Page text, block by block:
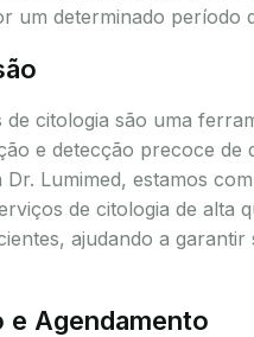
um determinado período
de citologia são uma
e detecção precoce de
Dr. Lumimed, estamos
de citologia de alta
ajudando a garantir
e Agendamento